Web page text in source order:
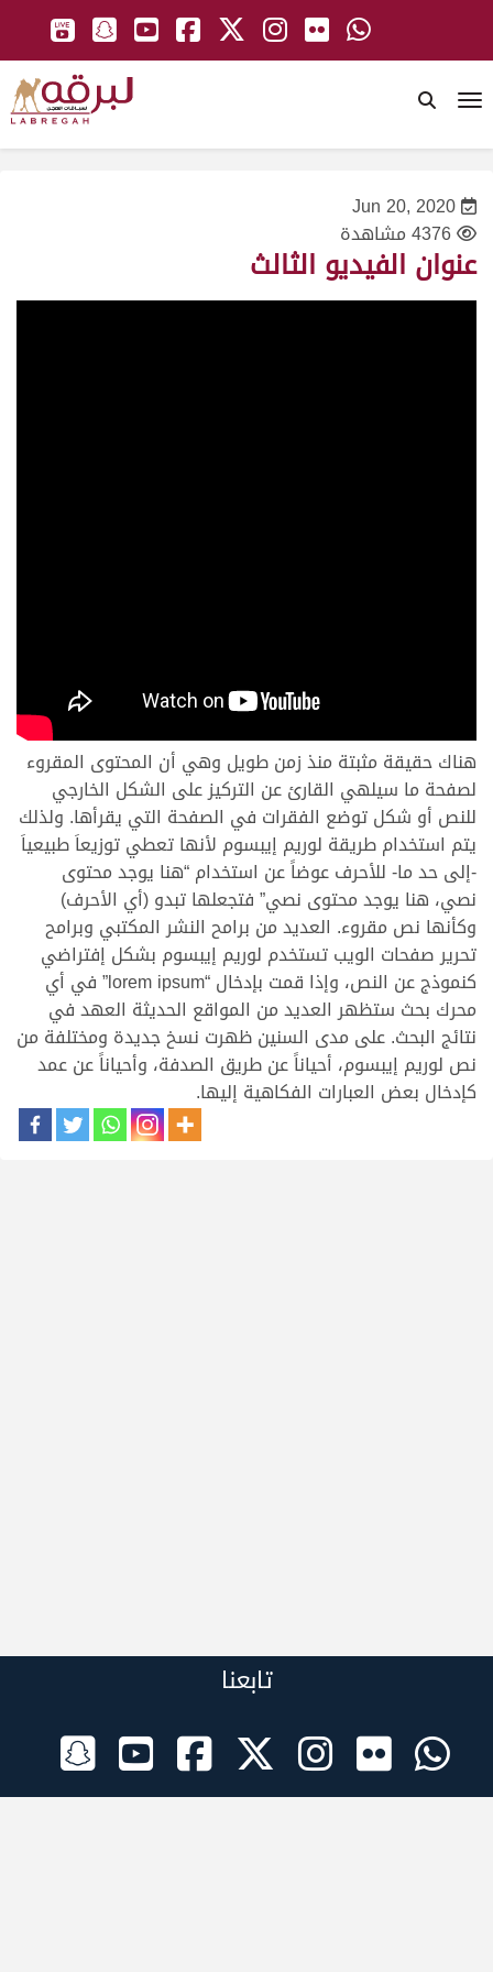
Jun 20, 2020
4376 مشاهدة
عنوان الفيديو الثالث
هناك حقيقة مثبتة منذ زمن طويل وهي أن المحتوى المقروء
لصفحة ما سيلهي القارئ عن التركيز على الشكل الخارجي
للنص أو شكل توضع الفقرات في الصفحة التي يقرأها. ولذلك
يتم استخدام طريقة لوريم إيبسوم لأنها تعطي توزيعاَ طبيعياَ
-إلى حد ما- للأحرف عوضاً عن استخدام “هنا يوجد محتوى
نصي، هنا يوجد محتوى نصي” فتجعلها تبدو (أي الأحرف)
وكأنها نص مقروء. العديد من برامح النشر المكتبي وبرامح
تحرير صفحات الويب تستخدم لوريم إيبسوم بشكل إفتراضي
كنموذج عن النص، وإذا قمت بإدخال “lorem ipsum” في أي
محرك بحث ستظهر العديد من المواقع الحديثة العهد في
نتائج البحث. على مدى السنين ظهرت نسخ جديدة ومختلفة من
نص لوريم إيبسوم، أحياناً عن طريق الصدفة، وأحياناً عن عمد
كإدخال بعض العبارات الفكاهية إليها.
تابعنا